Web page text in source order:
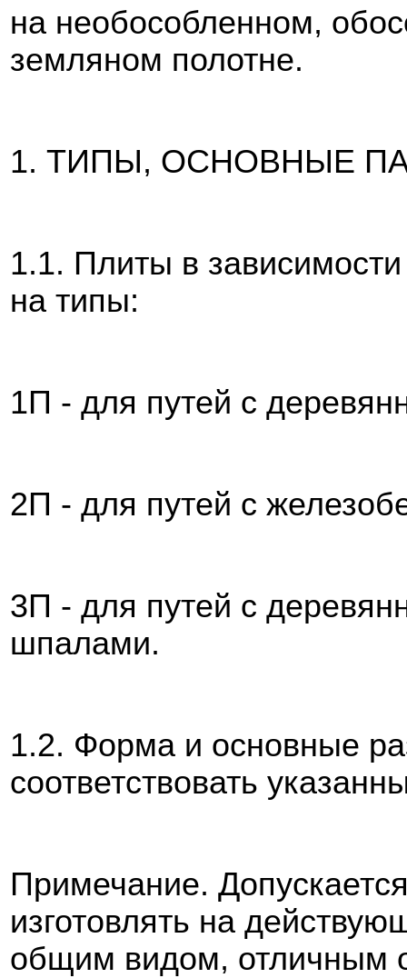
на необособленном,
земляном полотне.
1. ТИПЫ, ОСНОВНЫЕ
1.1. Плиты в
на типы:
1П - для путей с
2П - для путей с
3П - для путей с
шпалами.
1.2. Форма и основные
соответствовать
Примечание.
изготовлять на
общим видом, отличным